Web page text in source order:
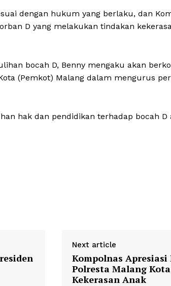
Week
PRO
Klinik Gigi
dengan hukum yang berlaku, dan
D yang melakukan tindakan
bocah D, Benny mengaku akan
(Pemkot) Malang dalam mengurus
hak dan pendidikan terhadap bocah D
Next article
Kompolnas Apresiasi
Polresta Malang
Kekerasan Anak